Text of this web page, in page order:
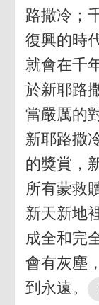
路撒冷；
復興的時
就會在千
於新耶路
當嚴厲的
新耶路撒
的獎賞，
所有蒙救
新天新地
成全和完
會有灰塵
到永遠。